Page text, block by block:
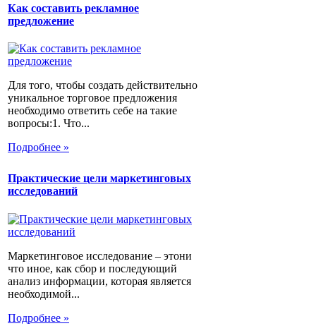
Как составить рекламное
предложение
Для того, чтобы создать действительно
уникальное торговое предложения
необходимо ответить себе на такие
вопросы:1. Что...
Подробнее »
Практические цели маркетинговых
исследований
Маркетинговое исследование – этони
что иное, как сбор и последующий
анализ информации, которая является
необходимой...
Подробнее »